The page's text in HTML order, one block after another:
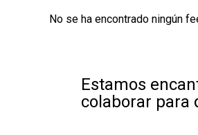
No se ha encontrado ningún
Estamos
colaborar para